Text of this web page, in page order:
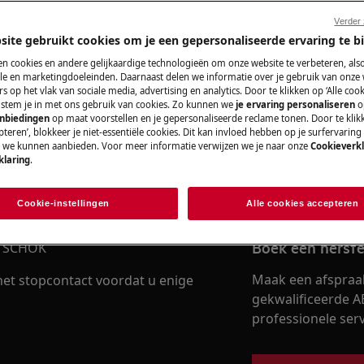
van uw
SCHOK
stopcontact voordat u enige
Vind je
Los problemen
documentatie
Boek een
Maak een
gekwalificeerde
professionele
gebruikt cookies om je een gepersonaliseerde ervaring te
cookies en andere gelijkaardige technologieën om onze website te verbeteren,
en marketingdoeleinden. Daarnaast delen we informatie over je gebruik van onze
op het vlak van sociale media, advertising en analytics. Door te klikken op ‘Alle
stem je in met ons gebruik van cookies. Zo kunnen we je ervaring personaliseren
op maat voorstellen en je gepersonaliseerde reclame tonen. Door te
blokkeer je niet-essentiële cookies. Dit kan invloed hebben op je
kunnen aanbieden. Voor meer informatie verwijzen we je naar onze
.
Cookie-instellingen Alle cookies accepteren
Verder